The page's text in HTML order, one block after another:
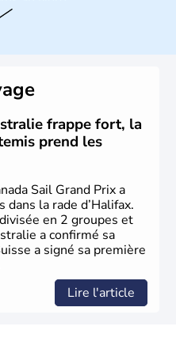
le Canada passe ensuite
L'indépendance du
long processus qui s'est
autochtone des Inuits,
découvert qu'au début
expédition dans le Grand
frappe fort, la
prend les
Sail Grand Prix a
la rade d’Halifax.
en 2 groupes et
a confirmé sa
a signé sa première
Lire l'article